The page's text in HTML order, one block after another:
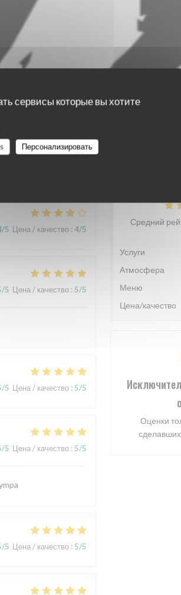
сервисы которые вы хотите
Персонализировать
/5 Цена / качество : 4/5
/5 Цена / качество : 5/5
/5 Цена / качество : 5/5
/5 Цена / качество : 5/5
/5 Цена / качество : 5/5
Средний
Услуги
Атмосфера
Меню
Цена/качество
Оценки